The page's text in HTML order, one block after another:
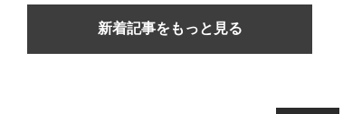
新着記事をもっと見る